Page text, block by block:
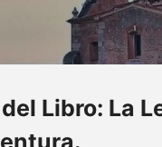
Libro: La